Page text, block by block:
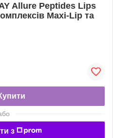
Allure Peptides Lips
Maxi-Lip та
з